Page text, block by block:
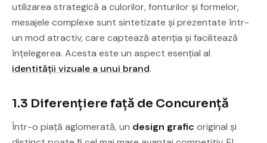
utilizarea strategică a culorilor, fonturilor și formelor,
mesajele complexe sunt sintetizate și prezentate într-
un mod atractiv, care captează atenția și facilitează
înțelegerea. Acesta este un aspect esențial al
identității vizuale a unui brand.
1.3 Diferențiere față de Concurență
Într-o piață aglomerată, un design grafic original și